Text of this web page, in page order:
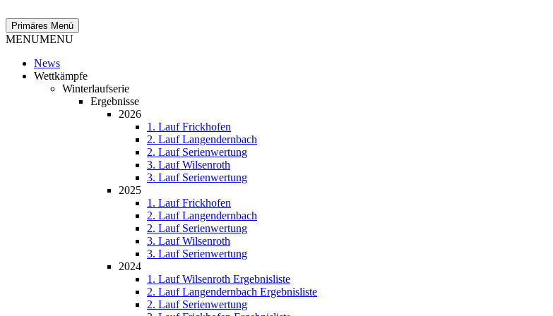
Inhalt
springen
Suchen
Primäres Menü
MENUMENU
News
Wettkämpfe
Winterlaufserie
Ergebnisse
2026
1. Lauf Frickhofen
2. Lauf Langendernbach
2. Lauf Serienwertung
3. Lauf Wilsenroth
3. Lauf Serienwertung
2025
1. Lauf Frickhofen
2. Lauf Langendernbach
2. Lauf Serienwertung
3. Lauf Wilsenroth
3. Lauf Serienwertung
2024
1. Lauf Wilsenroth Ergebnisliste
2. Lauf Langendernbach Ergebnisliste
2. Lauf Serienwertung